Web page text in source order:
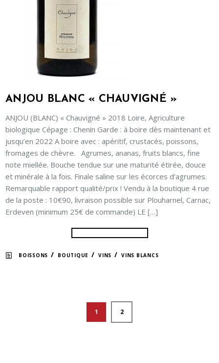
ANJOU BLANC « CHAUVIGNÉ »
ANJOU (BLANC) « Chauvigné » 2018 Loire, Agriculture
biologique Cépage : Chenin Garde : à boire dès maintenant et
jusqu’en 2022 A boire avec : apéritif, crustacés, poissons,
fromages de chèvre. Agrumes, ananas, fruits blancs, fine
note miellée. Bouche tendue sur une maturité étirée, douce
et minérale à la fois. Finale saline sur les écorces d’agrumes.
Remarquable rapport qualité/prix ! Vendu à la boutique 4 rue
de la poste : 10€90, livraison possible sur Plouharnel, Carnac,
Erdeven (minimum 25€ de commande) LE […]
BOISSONS / BOUTIQUE /VINS /VINS BLANCS
1 2